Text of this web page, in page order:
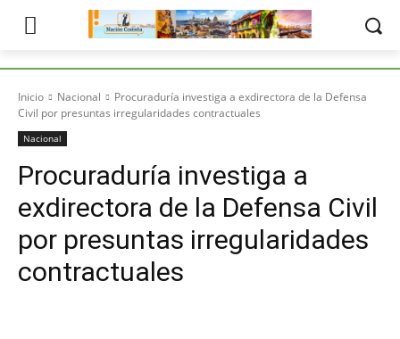
Inicio Nacional
Procuraduría investiga a exdirectora de la Defensa
Civil por presuntas irregularidades contractuales
Nacional
Procuraduría investiga a
exdirectora de la Defensa Civil
por presuntas irregularidades
contractuales